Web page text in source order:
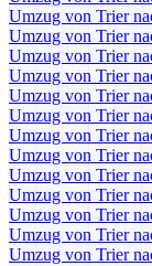
Umzug von Trier
Umzug von Trier
Umzug von Trier
Umzug von Trier
Umzug von Trier
Umzug von Trier
Umzug von Trier
Umzug von Trier
Umzug von Trier
Umzug von Trier
Umzug von Trier
Umzug von Trier
Umzug von Trier